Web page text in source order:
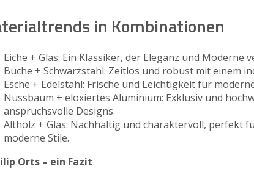
in Kombinationen
Eiche + Glas: Ein Klassiker, der Eleganz und Moderne
Buche + Schwarzstahl: Zeitlos und robust mit einem
Esche + Edelstahl: Frische und Leichtigkeit für
Nussbaum + eloxiertes Aluminium: Exklusiv und
anspruchsvolle Designs.
Altholz + Glas: Nachhaltig und charaktervoll, perfekt
moderne Stile.
Orts – ein Fazit